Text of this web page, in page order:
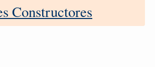
Constructores